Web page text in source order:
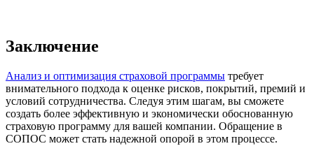
Заключение
Анализ и оптимизация страховой программы требует
внимательного подхода к оценке рисков, покрытий, премий и
условий сотрудничества. Следуя этим шагам, вы сможете
создать более эффективную и экономически обоснованную
страховую программу для вашей компании. Обращение в
СОПОС может стать надежной опорой в этом процессе.